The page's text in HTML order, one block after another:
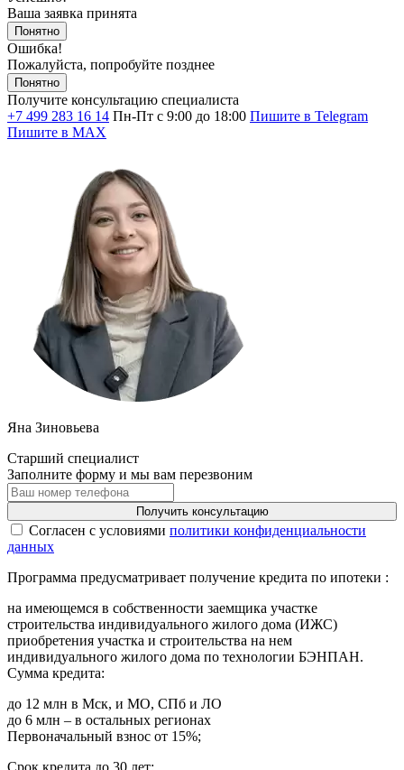
Ваша заявка принята
Понятно
Ошибка!
Пожалуйста, попробуйте позднее
Понятно
Получите консультацию специалиста
+7 499 283 16 14 Пн-Пт с 9:00 до 18:00 Пишите в Telegram
Пишите в MAX
Яна Зиновьева
Старший специалист
Заполните форму и мы вам перезвоним
Получить консультацию
Cогласен с условиями политики конфиденциальности
данных
Программа предусматривает получение кредита по ипотеки :
на имеющемся в собственности заемщика участке
строительства индивидуального жилого дома (ИЖС)
приобретения участка и строительства на нем
индивидуального жилого дома по технологии БЭНПАН.
Сумма кредита:
до 12 млн в Мск, и МО, СПб и ЛО
до 6 млн – в остальных регионах
Первоначальный взнос от 15%;